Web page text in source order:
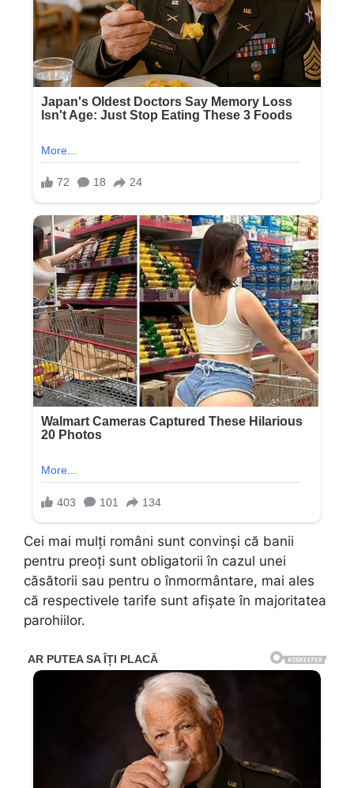
Cei mai mulți români sunt convinși că banii
pentru preoți sunt obligatorii în cazul unei
căsătorii sau pentru o înmormântare, mai ales
că respectivele tarife sunt afișate în majoritatea
parohiilor.